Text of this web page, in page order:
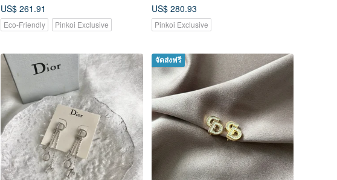
US$ 261.91
Eco-Friendly Pinkoi Exclusive
US$ 280.93
Pinkoi Exclusive
จัดส่งฟรี